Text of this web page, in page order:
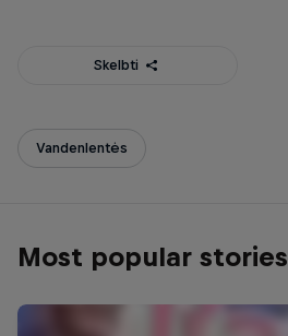
Skelbti
Vandenlentės
Most popular stories